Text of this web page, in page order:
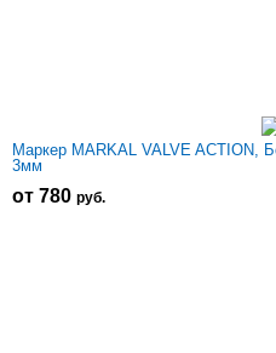
Маркер MARKAL VALVE ACTION,
3мм
от 780 руб.